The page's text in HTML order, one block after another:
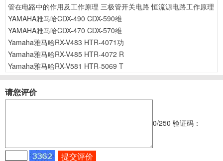
管在电路中的作用及工作原理 三极管开关电路 恒流源电路工作原理
YAMAHA雅马哈CDX-490 CDX-590维
YAMAHA雅马哈CDX-470 CDX-570维
Yamaha雅马哈RX-V483 HTR-4071功
Yamaha雅马哈RX-V485 HTR-4072 R
Yamaha雅马哈RX-V581 HTR-5069 T
请您评价
0/250 验证码：